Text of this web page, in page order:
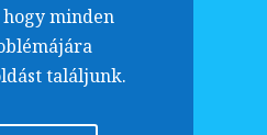
minden
találjunk.